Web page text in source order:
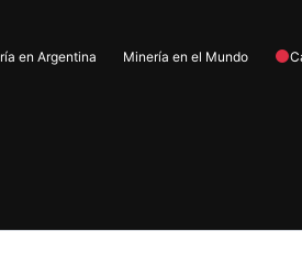
en Argentina Minería en el Mundo